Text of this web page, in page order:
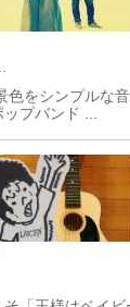
色をシンプルな
プバンド ...